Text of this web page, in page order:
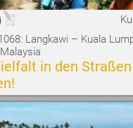
Langkawi – Kuala
in den